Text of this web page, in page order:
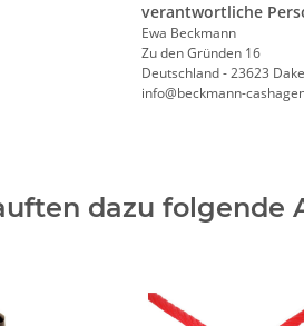
verantwortliche
Ewa Beckmann
Zu den Gründen 16
Deutschland - 23623
info@beckmann-
dazu folgende